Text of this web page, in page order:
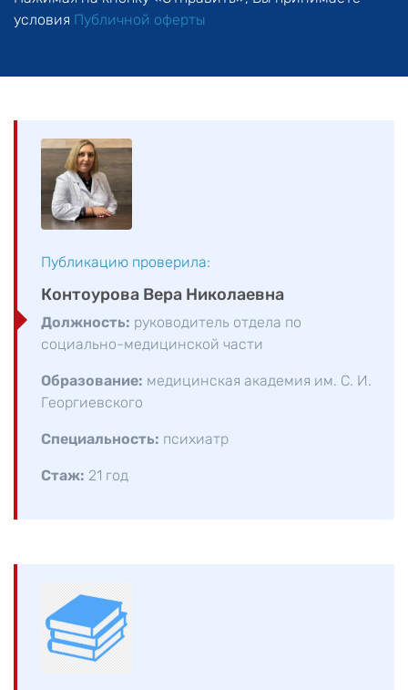
условия Публичной оферты
Публикацию проверила:
Контоурова Вера Николаевна
Должность: руководитель отдела по
социально-медицинской части
Образование: медицинская академия им. С. И.
Георгиевского
Специальность: психиатр
Стаж: 21 год